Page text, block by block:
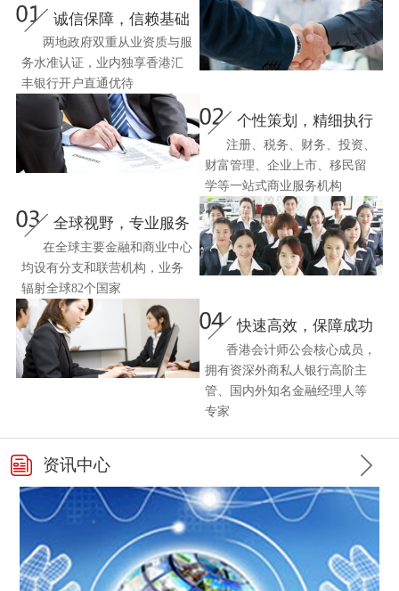
诚信保障，信赖基础
两地政府双重从业资质与服
务水准认证，业内独享香港汇
丰银行开户直通优待
个性策划，精细执行
注册、税务、财务、投资、
财富管理、企业上市、移民留
学等一站式商业服务机构
全球视野，专业服务
在全球主要金融和商业中心
均设有分支和联营机构，业务
辐射全球82个国家
快速高效，保障成功
香港会计师公会核心成员，
拥有资深外商私人银行高阶主
管、国内外知名金融经理人等
专家
资讯中心